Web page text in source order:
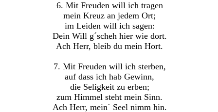
6. Mit Freuden will ich tragen
mein Kreuz an jedem Ort;
im Leiden will ich sagen:
Dein Will g´scheh hier wie dort.
Ach Herr, bleib du mein Hort.
7. Mit Freuden will ich sterben,
auf dass ich hab Gewinn,
die Seligkeit zu erben;
zum Himmel steht mein Sinn.
Ach Herr, mein´ Seel nimm hin.